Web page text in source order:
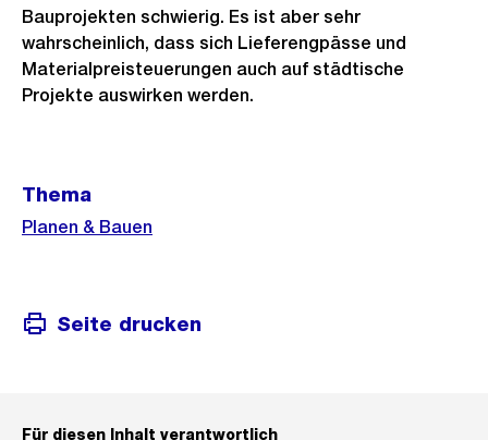
Bauprojekten schwierig. Es ist aber sehr
wahrscheinlich, dass sich Lieferengpässe und
Materialpreisteuerungen auch auf städtische
Projekte auswirken werden.
Informationen
Thema
Planen & Bauen
Seite drucken
Für diesen Inhalt verantwortlich